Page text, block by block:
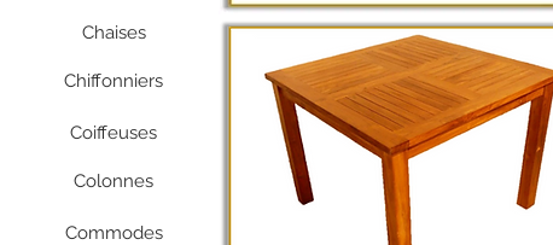
Chaises
Chiffonniers
Coiffeuses
Colonnes
Commodes